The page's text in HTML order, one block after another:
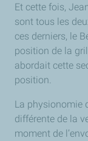
Et cette fois,
sont tous les
ces derniers, le
position de la
abordait cette
position.
La physionomie
différente de la
moment de